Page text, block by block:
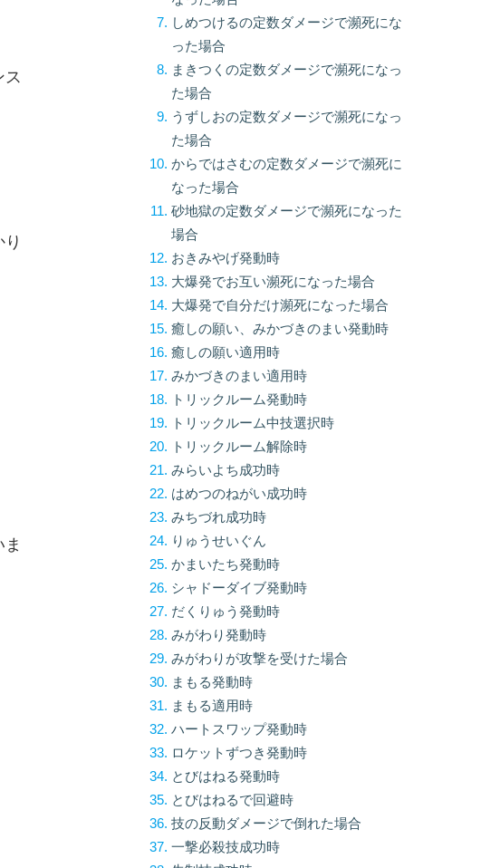
しめつけるの定数ダメージで瀕死にな
った場合
まきつくの定数ダメージで瀕死になっ
た場合
うずしおの定数ダメージで瀕死になっ
た場合
からではさむの定数ダメージで瀕死に
なった場合
砂地獄の定数ダメージで瀕死になった
場合
おきみやげ発動時
大爆発でお互い瀕死になった場合
大爆発で自分だけ瀕死になった場合
癒しの願い、みかづきのまい発動時
癒しの願い適用時
みかづきのまい適用時
トリックルーム発動時
トリックルーム中技選択時
トリックルーム解除時
みらいよち成功時
はめつのねがい成功時
みちづれ成功時
りゅうせいぐん
かまいたち発動時
シャドーダイブ発動時
だくりゅう発動時
みがわり発動時
みがわりが攻撃を受けた場合
まもる発動時
まもる適用時
ハートスワップ発動時
ロケットずつき発動時
とびはねる発動時
とびはねるで回避時
技の反動ダメージで倒れた場合
一撃必殺技成功時